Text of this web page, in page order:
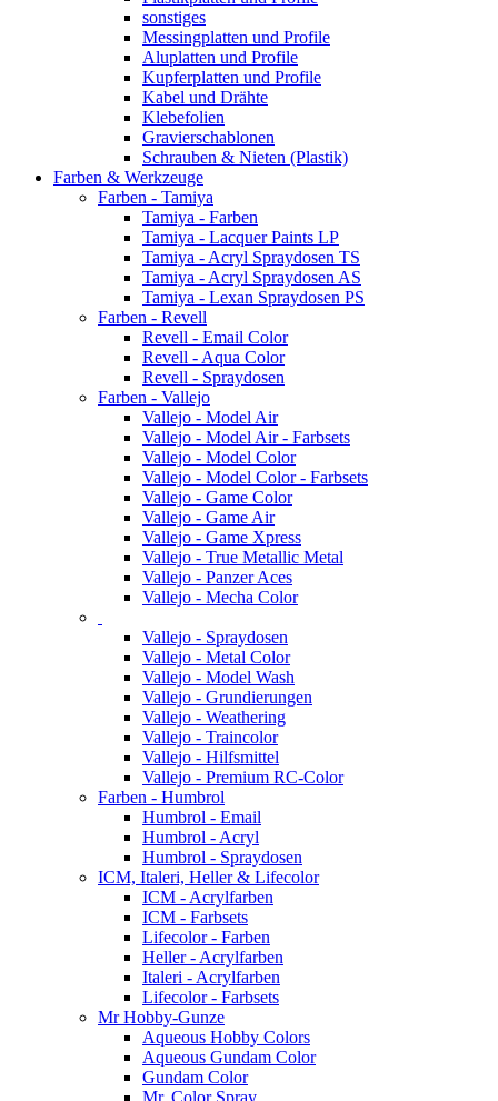
sonstiges
Messingplatten und Profile
Aluplatten und Profile
Kupferplatten und Profile
Kabel und Drähte
Klebefolien
Gravierschablonen
Schrauben & Nieten (Plastik)
Farben & Werkzeuge
Farben - Tamiya
Tamiya - Farben
Tamiya - Lacquer Paints LP
Tamiya - Acryl Spraydosen TS
Tamiya - Acryl Spraydosen AS
Tamiya - Lexan Spraydosen PS
Farben - Revell
Revell - Email Color
Revell - Aqua Color
Revell - Spraydosen
Farben - Vallejo
Vallejo - Model Air
Vallejo - Model Air - Farbsets
Vallejo - Model Color
Vallejo - Model Color - Farbsets
Vallejo - Game Color
Vallejo - Game Air
Vallejo - Game Xpress
Vallejo - True Metallic Metal
Vallejo - Panzer Aces
Vallejo - Mecha Color
Vallejo - Spraydosen
Vallejo - Metal Color
Vallejo - Model Wash
Vallejo - Grundierungen
Vallejo - Weathering
Vallejo - Traincolor
Vallejo - Hilfsmittel
Vallejo - Premium RC-Color
Farben - Humbrol
Humbrol - Email
Humbrol - Acryl
Humbrol - Spraydosen
ICM, Italeri, Heller & Lifecolor
ICM - Acrylfarben
ICM - Farbsets
Lifecolor - Farben
Heller - Acrylfarben
Italeri - Acrylfarben
Lifecolor - Farbsets
Mr Hobby-Gunze
Aqueous Hobby Colors
Aqueous Gundam Color
Gundam Color
Mr. Color Spray